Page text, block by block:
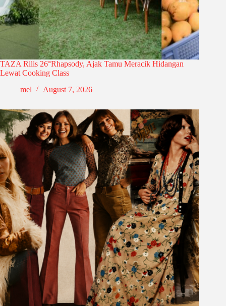
TAZA Rilis 26°Rhapsody, Ajak Tamu Meracik Hidangan
Lewat Cooking Class
mel
August 7, 2026